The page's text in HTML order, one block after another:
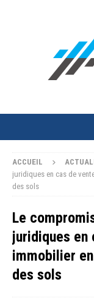
ACCUEIL
juridiques en cas de
des sols
Le
juridiques en
immobilier
des sols